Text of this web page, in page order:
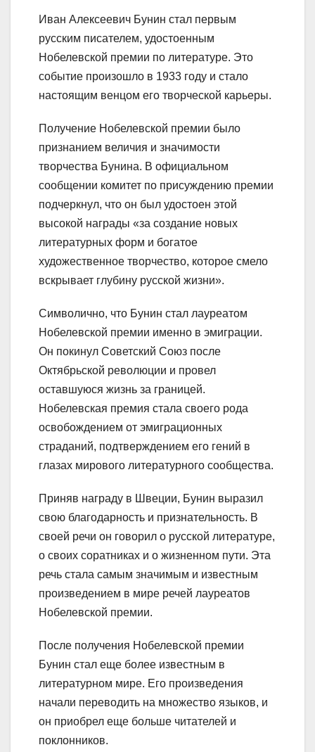
Иван Алексеевич Бунин стал первым
русским писателем, удостоенным
Нобелевской премии по литературе. Это
событие произошло в 1933 году и стало
настоящим венцом его творческой карьеры.
Получение Нобелевской премии было
признанием величия и значимости
творчества Бунина. В официальном
сообщении комитет по присуждению премии
подчеркнул, что он был удостоен этой
высокой награды «за создание новых
литературных форм и богатое
художественное творчество, которое смело
вскрывает глубину русской жизни».
Символично, что Бунин стал лауреатом
Нобелевской премии именно в эмиграции.
Он покинул Советский Союз после
Октябрьской революции и провел
оставшуюся жизнь за границей.
Нобелевская премия стала своего рода
освобождением от эмиграционных
страданий, подтверждением его гений в
глазах мирового литературного сообщества.
Приняв награду в Швеции, Бунин выразил
свою благодарность и признательность. В
своей речи он говорил о русской литературе,
о своих соратниках и о жизненном пути. Эта
речь стала самым значимым и известным
произведением в мире речей лауреатов
Нобелевской премии.
После получения Нобелевской премии
Бунин стал еще более известным в
литературном мире. Его произведения
начали переводить на множество языков, и
он приобрел еще больше читателей и
поклонников.